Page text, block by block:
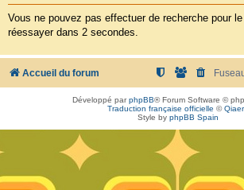
Vous ne pouvez pas effectuer de recherche pour
réessayer dans 2 secondes.
Accueil du forum
Développé parphpBB® Forum Software ©
Traduction française officielle ©
Style by phpBB Spain